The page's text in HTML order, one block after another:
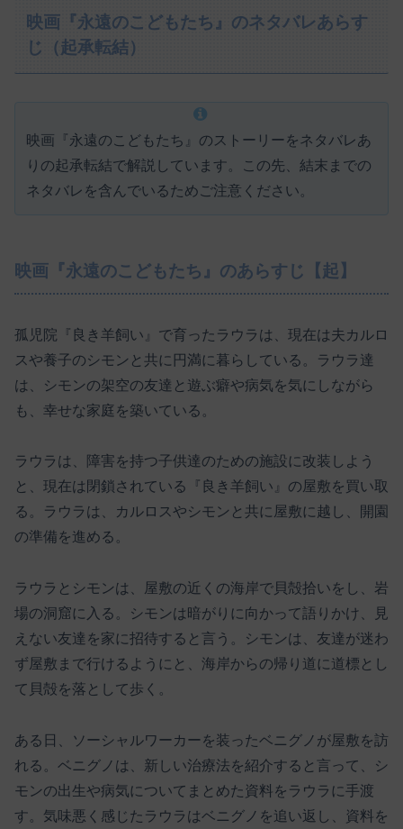
映画『永遠のこどもたち』のネタバレあらす
じ（起承転結）
映画『永遠のこどもたち』のストーリーをネタバレあ
りの起承転結で解説しています。この先、結末までの
ネタバレを含んでいるためご注意ください。
映画『永遠のこどもたち』のあらすじ【起】
孤児院『良き羊飼い』で育ったラウラは、現在は夫カルロ
スや養子のシモンと共に円満に暮らしている。ラウラ達
は、シモンの架空の友達と遊ぶ癖や病気を気にしながら
も、幸せな家庭を築いている。
ラウラは、障害を持つ子供達のための施設に改装しよう
と、現在は閉鎖されている『良き羊飼い』の屋敷を買い取
る。ラウラは、カルロスやシモンと共に屋敷に越し、開園
の準備を進める。
ラウラとシモンは、屋敷の近くの海岸で貝殻拾いをし、岩
場の洞窟に入る。シモンは暗がりに向かって語りかけ、見
えない友達を家に招待すると言う。シモンは、友達が迷わ
ず屋敷まで行けるようにと、海岸からの帰り道に道標とし
て貝殻を落として歩く。
ある日、ソーシャルワーカーを装ったベニグノが屋敷を訪
れる。ベニグノは、新しい治療法を紹介すると言って、シ
モンの出生や病気についてまとめた資料をラウラに手渡
す。気味悪く感じたラウラはベニグノを追い返し、資料を